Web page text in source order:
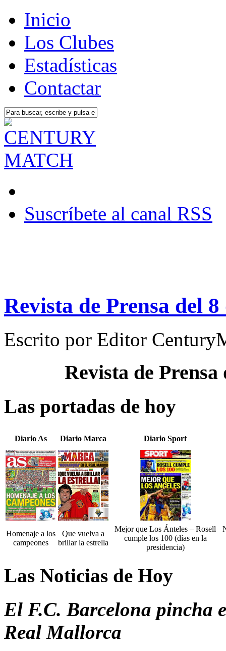
Inicio
Los Clubes
Estadísticas
Contactar
Suscríbete al canal RSS
Revista de Prensa del
Escrito por Editor
Revista de
Las portadas de hoy
Diario As Diario Marca Diario Sport
Homenaje a los
campeones
Que vuelva a
brillar la estrella
Mejor que Los Ánteles – Rosell
cumple los 100 (días en la
presidencia)
Las Noticias de Hoy
El F.C. Barcelona pincha
Real Mallorca